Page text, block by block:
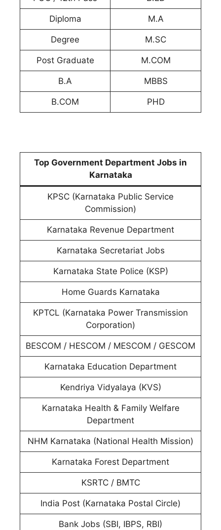
Diploma M.A
Degree M.SC
Post Graduate M.COM
B.A MBBS
B.COM PHD
Top Government Department Jobs in
Karnataka
KPSC (Karnataka Public Service
Commission)
Karnataka Revenue Department
Karnataka Secretariat Jobs
Karnataka State Police (KSP)
Home Guards Karnataka
KPTCL (Karnataka Power Transmission
Corporation)
BESCOM / HESCOM / MESCOM / GESCOM
Karnataka Education Department
Kendriya Vidyalaya (KVS)
Karnataka Health & Family Welfare
Department
NHM Karnataka (National Health Mission)
Karnataka Forest Department
KSRTC / BMTC
India Post (Karnataka Postal Circle)
Bank Jobs (SBI, IBPS, RBI)